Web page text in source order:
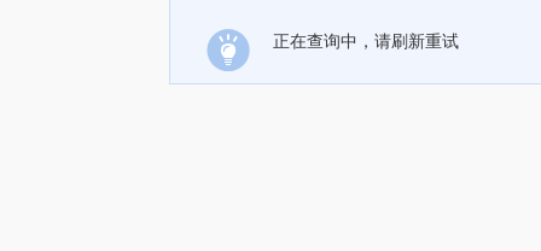
正在查询中，请刷新重试